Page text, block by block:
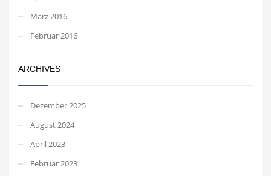
März 2016
Februar 2016
ARCHIVES
Dezember 2025
August 2024
April 2023
Februar 2023